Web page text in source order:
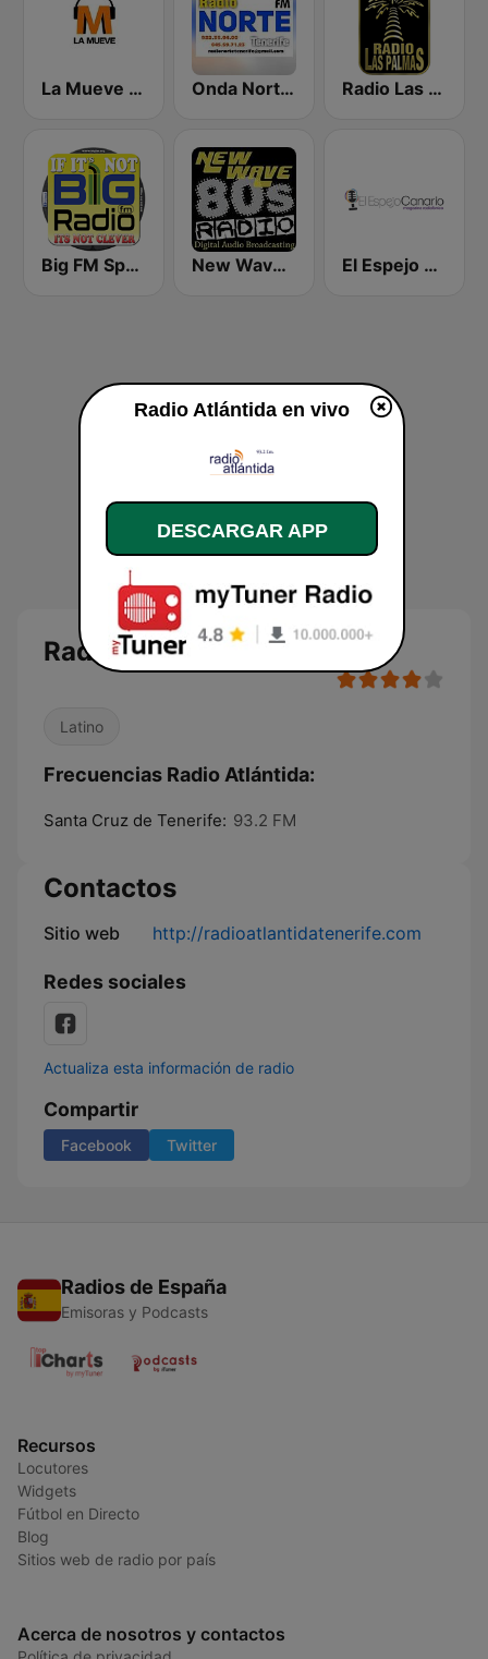
La Mueve FM Onda Norte Tenerife Radio Las Palmas
Big FM Spain New Wave 80's Music Radio El Espejo Canario
Radio Atlántida en directo
Latino
Frecuencias Radio Atlántida:
Santa Cruz de Tenerife: 93.2 FM
Contactos
Sitio web http://radioatlantidatenerife.com
Redes sociales
Actualiza esta información de radio
Compartir
Facebook Twitter
Radios de España
Emisoras y Podcasts
Recursos
Locutores
Widgets
Fútbol en Directo
Blog
Sitios web de radio por país
Acerca de nosotros y contactos
Radio Atlántida en vivo
DESCARGAR APP